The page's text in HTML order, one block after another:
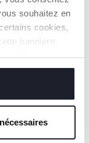
souhaitez en
cookies,
bannière,
cookies
demandé.